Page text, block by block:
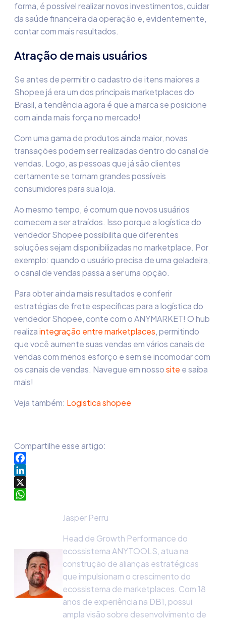
forma, é possível realizar novos investimentos, cuidar
da saúde financeira da operação e, evidentemente,
contar com mais resultados.
Atração de mais usuários
Se antes de permitir o cadastro de itens maiores a
Shopee já era um dos principais marketplaces do
Brasil, a tendência agora é que a marca se posicione
com ainda mais força no mercado!
Com uma gama de produtos ainda maior, novas
transações podem ser realizadas dentro do canal de
vendas. Logo, as pessoas que já são clientes
certamente se tornam grandes possíveis
consumidores para sua loja.
Ao mesmo tempo, é comum que novos usuários
comecem a ser atraídos. Isso porque alogística do
vendedor Shopeepossibilita que diferentes
soluções sejam disponibilizadas no marketplace. Por
exemplo: quando o usuário precisa de uma geladeira,
o canal de vendas passa a ser uma opção.
Para obter ainda mais resultados e conferir
estratégias de frete específicas para alogística do
vendedor Shopee, conte com o ANYMARKET! O hub
realizaintegração entre marketplaces, permitindo
que você aumente suas vendas em vários canais de
vendas com menos esforço e sem se incomodar com
os canais de vendas. Navegue em nossosite e saiba
mais!
Veja também: Logistica shopee
Compartilhe esse artigo:
Facebook
LinkedIn
X
Jasper Perru
Head de Growth Performance do
ecossistema ANYTOOLS, atua na
construção de alianças estratégicas
que impulsionam o crescimento do
ecossistema de marketplaces. Com 18
anos de experiência na DB1, possui
ampla visão sobre desenvolvimento de